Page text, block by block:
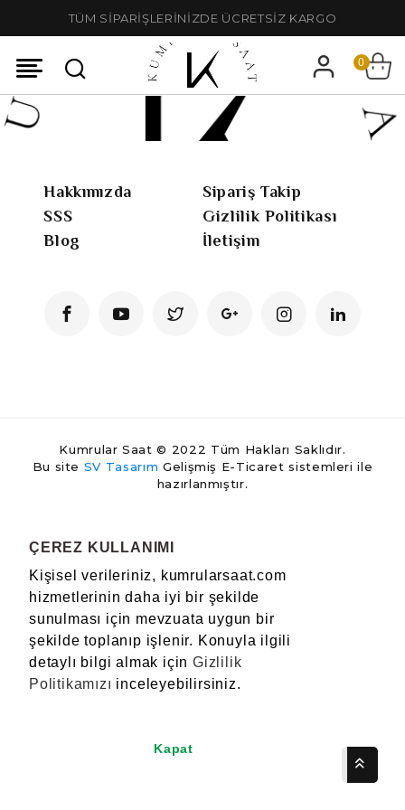
ÇEREZ KULLANIMI
Kişisel verileriniz, kumrularsaat.com
hizmetlerinin daha iyi bir şekilde
sunulması için mevzuata uygun bir
şekilde toplanıp işlenir. Konuyla ilgili
detaylı bilgi almak içinGizlilik
Politikamızı inceleyebilirsiniz.
Kapat
TÜM SİPARİŞLERİNİZDE ÜCRETSİZ KARGO
0
Hakkımızda
Sipariş Takip
SSS
Gizlilik Politikası
Blog
İletişim
Kumrular Saat © 2022 Tüm Hakları Saklıdır.
Bu site SV Tasarım Gelişmiş E-Ticaret sistemleri ile
hazırlanmıştır.